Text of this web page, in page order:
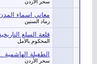
سحر الأردن
معاني اسماء المدن
رماد السنين
قلعة السلع
المحكوم بالامل
الطفيلة
سحر الأردن